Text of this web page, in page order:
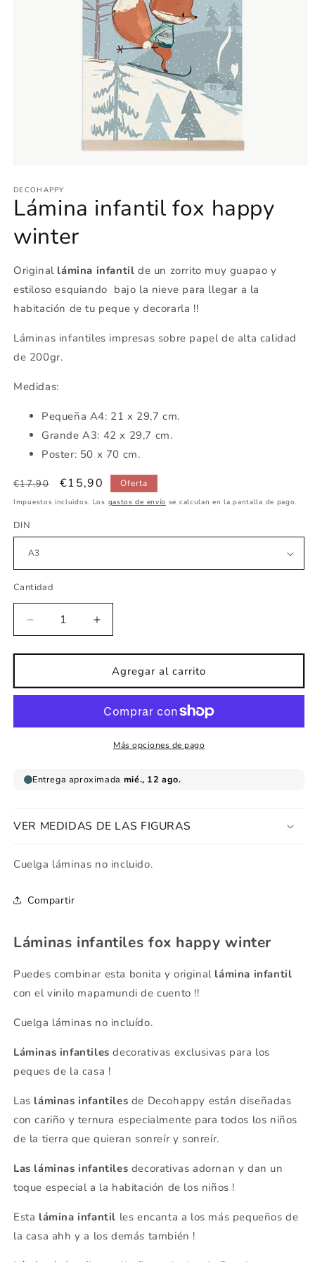
multimedia
1
en
ventana
modal
DECOHAPPY
Lámina infantil fox happy
winter
Originallámina infantilde un zorrito muy guapao y
estiloso esquiando bajo la nieve para llegar a la
habitación de tu peque y decorarla !!
Láminas infantiles impresas sobre papel de alta calidad
de 200gr.
Medidas:
Pequeña A4: 21 x 29,7 cm.
Grande A3: 42 x 29,7 cm.
Poster: 50 x 70 cm.
Precio
habitual
€17,90
Precio
de
€15,90 Oferta
Impuestos incluidos. Los gastos de envío se calculan en la pantalla de pago.
DIN
Cantidad
Reducir
cantidad
para
infantil
fox
winter
Aumentar
cantidad
para
Lámina
infantil
fox
happy
winter
Agregar al carrito
Más opciones de pago
VER MEDIDAS DE LAS FIGURAS
Cuelga láminas no incluido.
Compartir
Láminas infantiles fox happy winter
Puedes combinar esta bonita y original lámina infantil
con el vinilo mapamundi de cuento !!
Cuelga láminas no incluído.
Láminas infantiles decorativas exclusivas para los
peques de la casa !
Las láminas infantiles de Decohappy están diseñadas
con cariño y ternura especialmente para todos los niños
de la tierra que quieran sonreír y sonreír.
Las láminas infantiles decorativas adornan y dan un
toque especial a la habitación de los niños !
Esta lámina infantil les encanta a los más pequeños de
la casa ahh y a los demás también !